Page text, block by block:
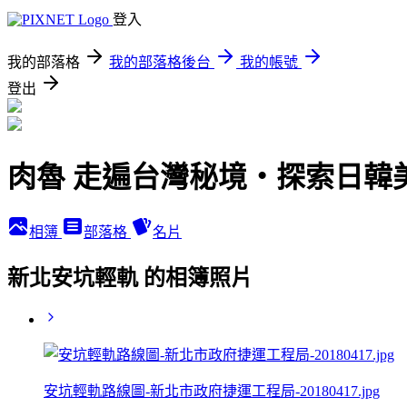
登入
我的部落格 我的部落格後台
我的帳號
登出
肉魯 走遍台灣秘境・探索日韓
相簿 部落格 名片
新北安坑輕軌 的相簿照片
安坑輕軌路線圖-新北市政府捷運工程局-20180417.jpg